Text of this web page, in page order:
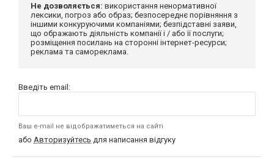
Не дозволяється: використання ненормативної
лексики, погроз або образ; безпосереднє порівняння з
іншими конкуруючими компаніями; безпідставні заяви,
що ображають діяльність компанії і / або її послуги;
розміщення посилань на сторонні інтернет-ресурси;
реклама та самореклама.
Введіть email:
Ваш e-mail не відображатиметься на сайті
або Авторизуйтесь для написання відгуку